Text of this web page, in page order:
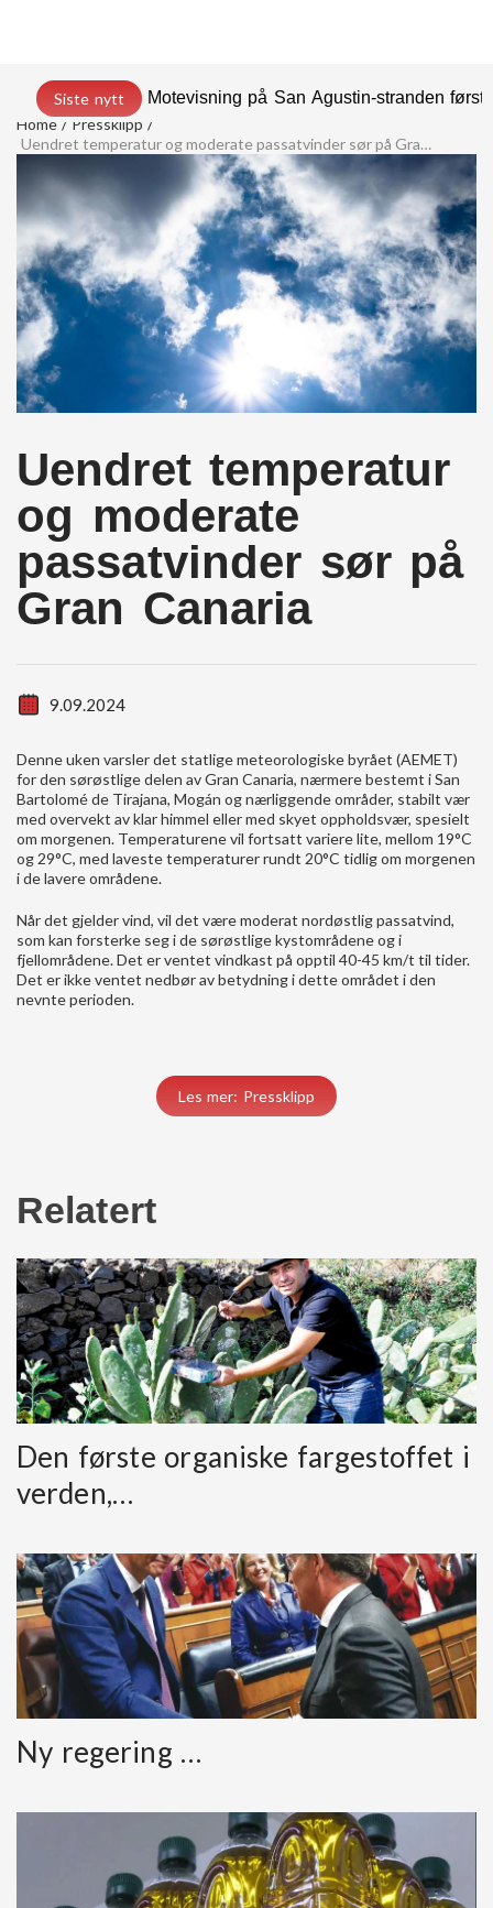
Siste nytt
Motevisning på San Agustin-stranden
Home
Pressklipp
Uendret temperatur og moderate passatvinder sør på Gran Canaria
Uendret temperatur
og moderate
passatvinder sør på
Gran Canaria
9.09.2024
Denne uken varsler det statlige meteorologiske byrået (AEMET)
for den sørøstlige delen av Gran Canaria, nærmere bestemt i San
Bartolomé de Tirajana, Mogán og nærliggende områder, stabilt vær
med overvekt av klar himmel eller med skyet oppholdsvær, spesielt
om morgenen. Temperaturene vil fortsatt variere lite, mellom 19°C
og 29°C, med laveste temperaturer rundt 20°C tidlig om morgenen
i de lavere områdene.
Når det gjelder vind, vil det være moderat nordøstlig passatvind,
som kan forsterke seg i de sørøstlige kystområdene og i
fjellområdene. Det er ventet vindkast på opptil 40-45 km/t til tider.
Det er ikke ventet nedbør av betydning i dette området i den
nevnte perioden.
Les mer: Pressklipp
Relatert
Den første organiske fargestoffet i
verden,…
Ny regering …